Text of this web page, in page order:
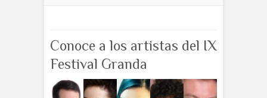
Conoce a los artistas del IX
Festival Granda